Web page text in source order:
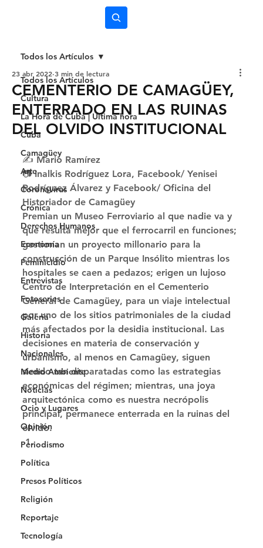
Todos los Artículos
Cultura
La Hora de Cuba | Última hora
Cuba
Camagüey
Arte
Coronavirus
Crónica
Derechos Humanos
Economía
Feminicidio
Entrevistas
Fotoseries
Galería
Historia
Nacionales
Medio Ambiente
Noticias
Ocio y Lugares
Opinión
Periodismo
Política
Presos Políticos
Religión
Reportaje
Tecnología
Todos los Artículos
CEMENTERIO DE CAMAGÜEY,
ENTERRADO EN LAS RUINAS
DEL OLVIDO INSTITUCIONAL
23 abr 2022 3 min de lectura
✍️ Mario Ramírez
📷 Inalkis Rodríguez Lora, Facebook/ Yenisei
Rodríguez Álvarez y Facebook/ Oficina del
Historiador de Camagüey
Premian un Museo Ferroviario al que nadie va y
que resulta mejor que el ferrocarril en funciones;
gestionan un proyecto millonario para la
construcción de un Parque Insólito mientras los
hospitales se caen a pedazos; erigen un lujoso
Centro de Interpretación en el Cementerio
General de Camagüey, para un viaje intelectual
por uno de los sitios patrimoniales de la ciudad
más afectados por la desidia institucional. Las
decisiones en materia de conservación y
urbanismo, al menos en Camagüey, siguen
siendo tan disparatadas como las estrategias
económicas del régimen; mientras, una joya
arquitectónica como es nuestra necrópolis
principal, permanece enterrada en la ruinas del
olvido.